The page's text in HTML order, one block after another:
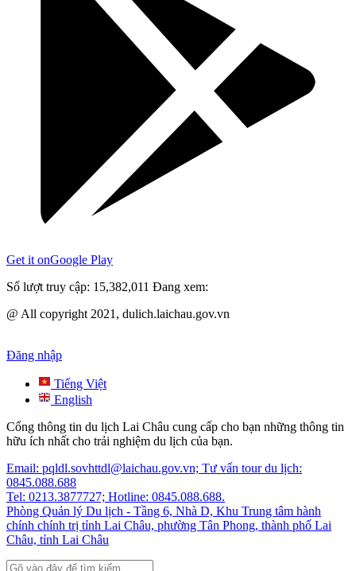
Get it onGoogle Play
Số lượt truy cập: 15,382,011 Đang xem:
@ All copyright 2021, dulich.laichau.gov.vn
Đăng nhập
Tiếng Việt
English
Cổng thông tin du lịch Lai Châu cung cấp cho bạn những thông tin
hữu ích nhất cho trải nghiệm du lịch của bạn.
Email: pqldl.sovhttdl@laichau.gov.vn; Tư vấn tour du lịch:
0845.088.688
Tel: 0213.3877727; Hotline: 0845.088.688.
Phòng Quản lý Du lịch - Tầng 6, Nhà D, Khu Trung tâm hành
chính chính trị tỉnh Lai Châu, phường Tân Phong, thành phố Lai
Châu, tỉnh Lai Châu